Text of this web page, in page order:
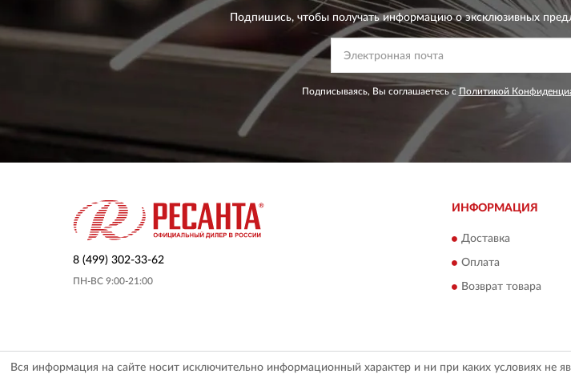
Подпишись, чтобы получать информацию о эксклюзивных
Подписываясь, Вы соглашаетесь с Политикой
8 (499) 302-33-62
ПН-ВС 9:00-21:00
ИНФОРМАЦИЯ
Доставка
Оплата
Возврат товара
Вся информация на сайте носит исключительно информационный характер и ни при каких условиях не